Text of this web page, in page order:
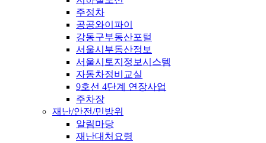
주정차
공공와이파이
강동구부동산포털
서울시부동산정보
서울시토지정보시스템
자동차정비교실
9호선 4단계 연장사업
주차장
재난/안전/민방위
알림마당
재난대처요령